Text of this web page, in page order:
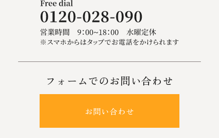
フォームでのお問い合わせ
お問い合わせ